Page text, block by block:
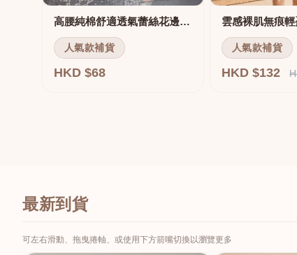
高腰純棉舒適透氣蕾絲花邊三角褲
人氣款補貨
HKD $68
雲感裸肌無痕
人氣款補貨
HKD $132
最新到貨
可左右滑動、拖曳捲軸、或使用下方箭嘴切換以瀏覽更多